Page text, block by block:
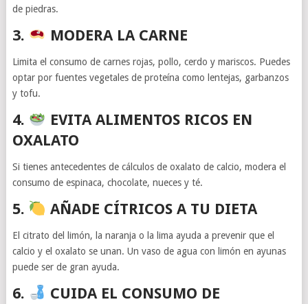
de piedras.
3. MODERA LA CARNE
Limita el consumo de carnes rojas, pollo, cerdo y mariscos. Puedes
optar por fuentes vegetales de proteína como lentejas, garbanzos
y tofu.
4.
EVITA ALIMENTOS RICOS EN
OXALATO
Si tienes antecedentes de cálculos de oxalato de calcio, modera el
consumo de espinaca, chocolate, nueces y té.
5. AÑADE CÍTRICOS A TU DIETA
El citrato del limón, la naranja o la lima ayuda a prevenir que el
calcio y el oxalato se unan. Un vaso de agua con limón en ayunas
puede ser de gran ayuda.
6.
CUIDA EL CONSUMO DE